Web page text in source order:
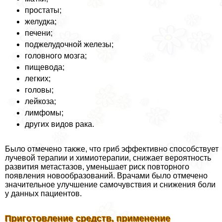
простаты;
желудка;
печени;
поджелудочной железы;
головного мозга;
пищевода;
легких;
головы;
лейкоза;
лимфомы;
других видов paка.
Было отмечено также, что гриб эффективно способствует
лучевой терапии и химиотерапии, снижает вероятность
развития метастазов, уменьшает риск повторного
появления новообразований. Врачами было отмечено
значительное улучшение самочувствия и снижения боли
у данных пациентов.
Приготовление средств, применение